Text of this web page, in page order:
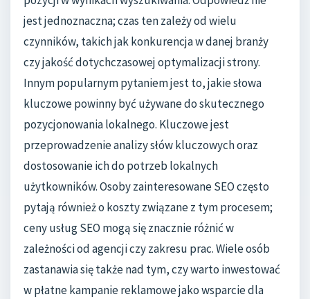
jest jednoznaczna; czas ten zależy od wielu
czynników, takich jak konkurencja w danej branży
czy jakość dotychczasowej optymalizacji strony.
Innym popularnym pytaniem jest to, jakie słowa
kluczowe powinny być używane do skutecznego
pozycjonowania lokalnego. Kluczowe jest
przeprowadzenie analizy słów kluczowych oraz
dostosowanie ich do potrzeb lokalnych
użytkowników. Osoby zainteresowane SEO często
pytają również o koszty związane z tym procesem;
ceny usług SEO mogą się znacznie różnić w
zależności od agencji czy zakresu prac. Wiele osób
zastanawia się także nad tym, czy warto inwestować
w płatne kampanie reklamowe jako wsparcie dla